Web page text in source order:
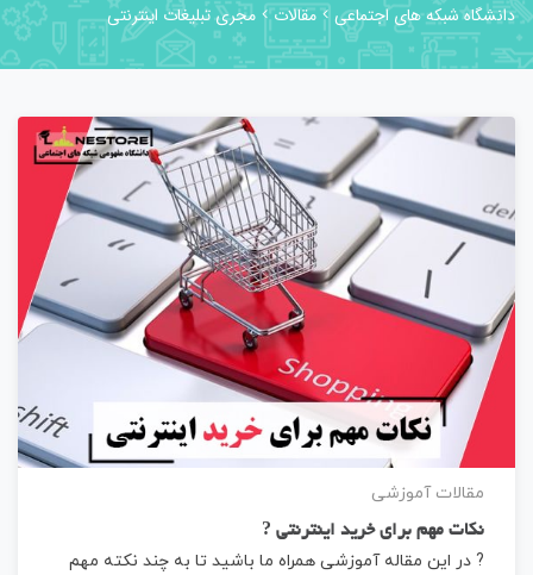
دانشگاه شبکه های اجتماعی مقالات مجری تبلیغات اینترنتی
مقالات آموزشی
نکات مهم برای خرید اینترنتی ?
? در این مقاله آموزشی همراه ما باشید تا به چند نکته مهم